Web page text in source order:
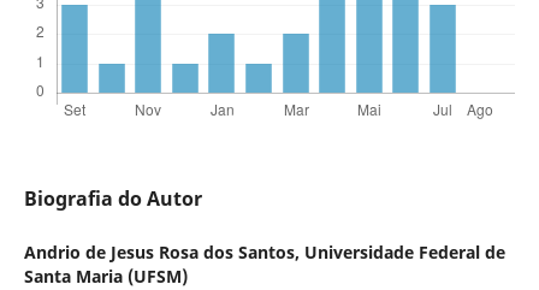
Biografia do Autor
Andrio de Jesus Rosa dos Santos, Universidade Federal de
Santa Maria (UFSM)